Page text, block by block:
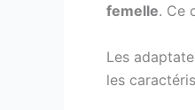
femelle. Ce
Les
les